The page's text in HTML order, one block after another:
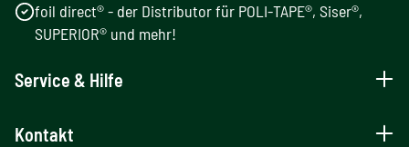
foil direct® - der Distributor für POLI-TAPE®, Siser®,
SUPERIOR® und mehr!
Service & Hilfe
Kontakt